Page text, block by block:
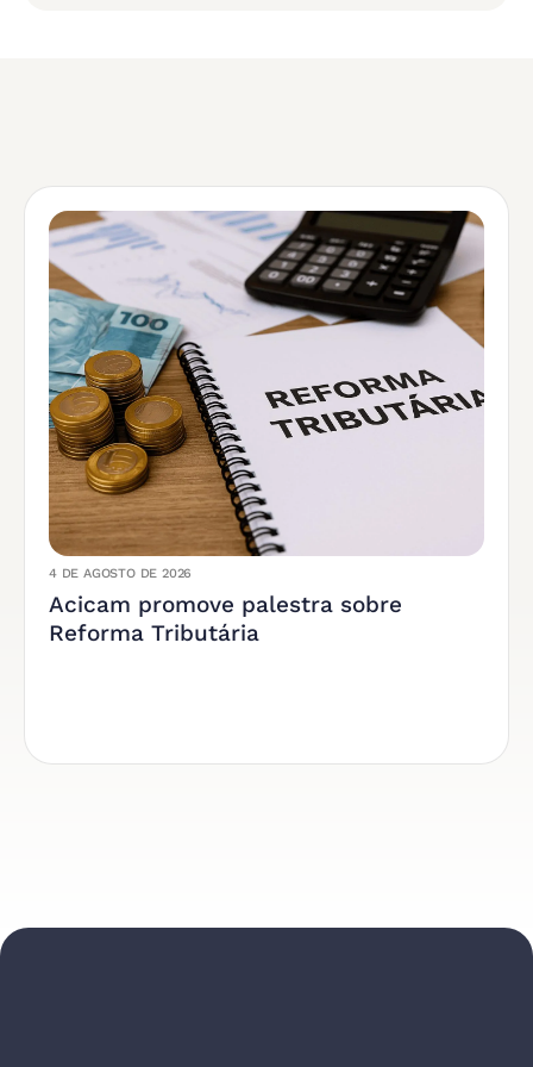
4 DE AGOSTO DE 2026
Acicam promove palestra sobre
Reforma Tributária